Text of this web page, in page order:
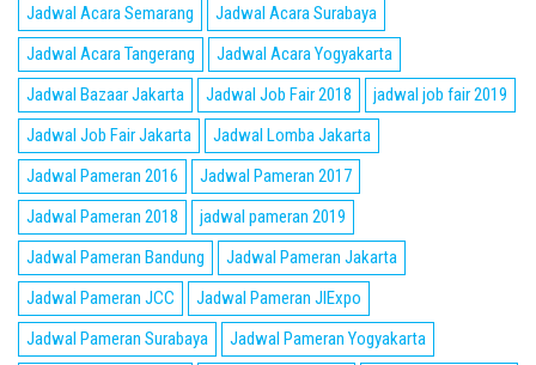
Jadwal Acara Semarang
Jadwal Acara Surabaya
Jadwal Acara Tangerang
Jadwal Acara Yogyakarta
Jadwal Bazaar Jakarta
Jadwal Job Fair 2018
jadwal job fair 2019
Jadwal Job Fair Jakarta
Jadwal Lomba Jakarta
Jadwal Pameran 2016
Jadwal Pameran 2017
Jadwal Pameran 2018
jadwal pameran 2019
Jadwal Pameran Bandung
Jadwal Pameran Jakarta
Jadwal Pameran JCC
Jadwal Pameran JIExpo
Jadwal Pameran Surabaya
Jadwal Pameran Yogyakarta